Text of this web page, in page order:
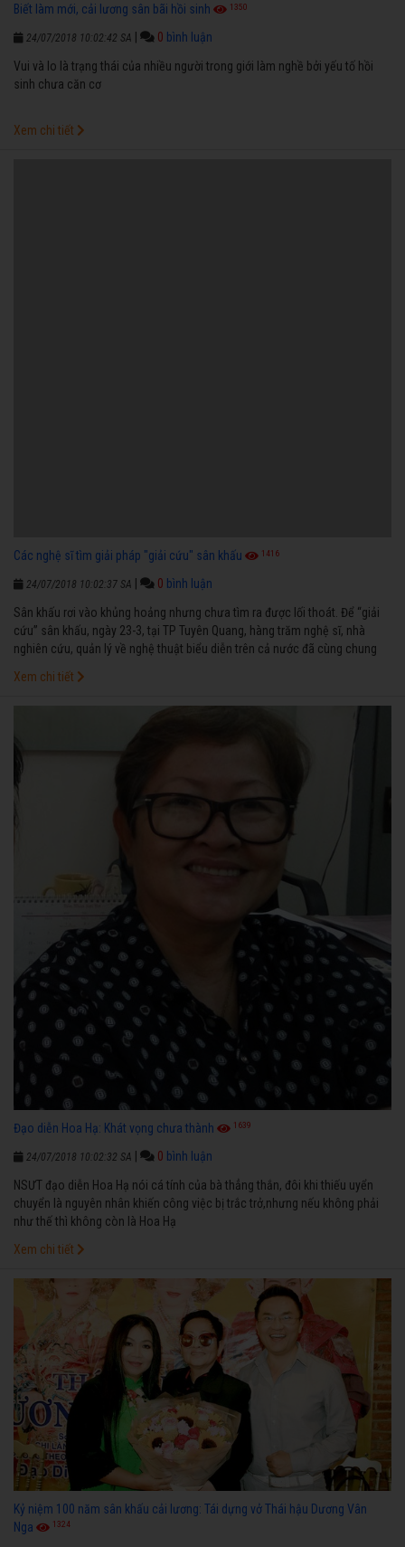
Biết làm mới, cải lương sân bãi hồi sinh 1350
24/07/2018 10:02:42 SA 0 bình luận
Vui và lo là trạng thái của nhiều người trong giới làm nghề bởi yếu tố hồi
sinh chưa căn cơ
Xem chi tiết
Các nghệ sĩ tìm giải pháp "giải cứu" sân khấu 1416
24/07/2018 10:02:37 SA 0 bình luận
Sân khấu rơi vào khủng hoảng nhưng chưa tìm ra được lối thoát. Để “giải
cứu” sân khấu, ngày 23-3, tại TP Tuyên Quang, hàng trăm nghệ sĩ, nhà
nghiên cứu, quản lý về nghệ thuật biểu diễn trên cả nước đã cùng chung
sức tìm giải pháp nhằm đổi mới hoạt động, đưa sân khấu thoát khỏi tình
trạng này.
Xem chi tiết
Đạo diễn Hoa Hạ: Khát vọng chưa thành 1639
24/07/2018 10:02:32 SA 0 bình luận
NSƯT đạo diễn Hoa Hạ nói cá tính của bà thẳng thắn, đôi khi thiếu uyển
chuyển là nguyên nhân khiến công việc bị trắc trở,nhưng nếu không phải
như thế thì không còn là Hoa Hạ
Xem chi tiết
Kỷ niệm 100 năm sân khấu cải lương: Tái dựng vở Thái hậu Dương Vân
Nga
1324